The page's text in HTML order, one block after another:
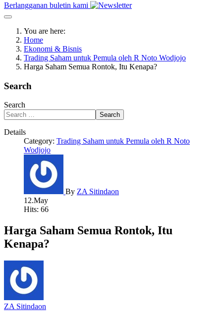
Berlangganan buletin kami
You are here:
Home
Ekonomi & Bisnis
Trading Saham untuk Pemula oleh R Noto Wodjojo
Harga Saham Semua Rontok, Itu Kenapa?
Search
Search
Search
Details
Category: Trading Saham untuk Pemula oleh R Noto
Wodjojo
By ZA Sitindaon
12.May
Hits: 66
Harga Saham Semua Rontok, Itu
Kenapa?
ZA Sitindaon